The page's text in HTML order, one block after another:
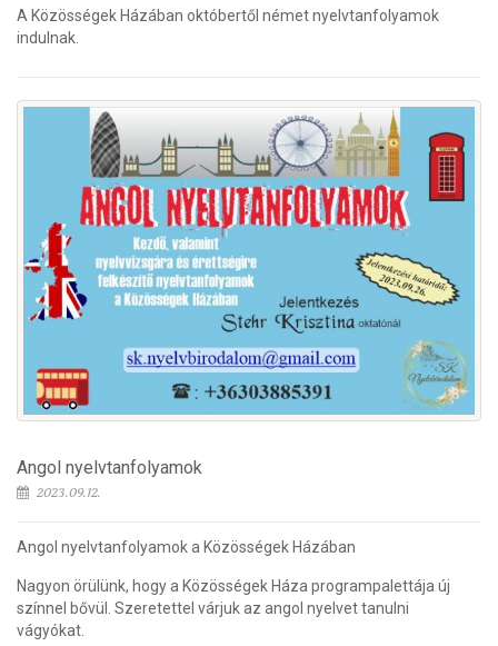
A Közösségek Házában októbertől német nyelvtanfolyamok
indulnak.
Angol nyelvtanfolyamok
2023.09.12.
Angol nyelvtanfolyamok a Közösségek Házában
Nagyon örülünk, hogy a Közösségek Háza programpalettája új
színnel bővül. Szeretettel várjuk az angol nyelvet tanulni
vágyókat.